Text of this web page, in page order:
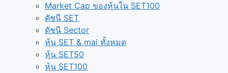
Market Cap ของหุ้นใน SET100
ดัชนี SET
ดัชนี Sector
หุ้น SET & mai ทั้งหมด
หุ้น SET50
หุ้น SET100